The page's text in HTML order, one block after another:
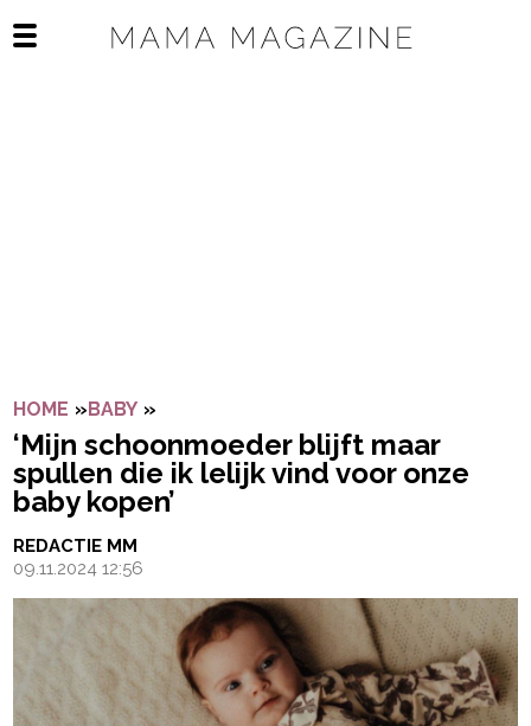
Open het mobiele menu
HOME »BABY »
‘Mijn schoonmoeder blijft maar
spullen die ik lelijk vind voor onze
baby kopen’
REDACTIE MM
09.11.2024 12:56